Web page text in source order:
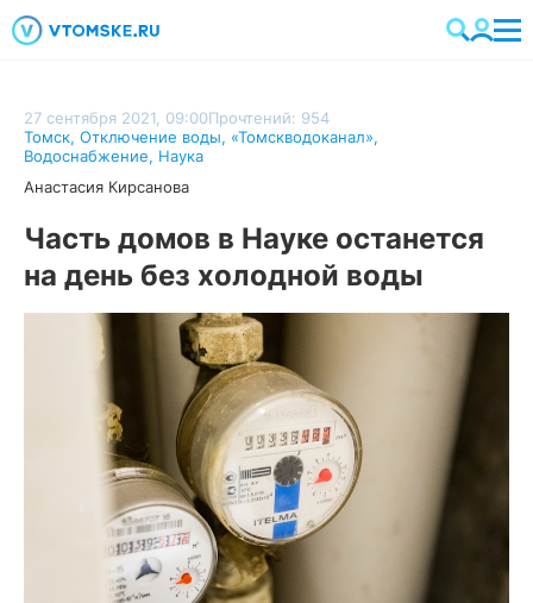
27 сентября 2021, 09:00Прочтений: 954
Томск, Отключение воды, «Томскводоканал»,
Водоснабжение, Наука
Анастасия Кирсанова
Часть домов в Науке останется
на день без холодной воды